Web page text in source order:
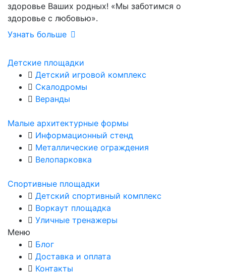
здоровье Ваших родных! «Мы заботимся о
здоровье с любовью».
Узнать больше
Детские площадки
Детский игровой комплекс
Скалодромы
Веранды
Малые архитектурные формы
Информационный стенд
Металлические ограждения
Велопарковка
Спортивные площадки
Детский спортивный комплекс
Воркаут площадка
Уличные тренажеры
Меню
Блог
Доставка и оплата
Контакты